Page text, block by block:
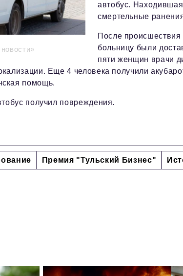
автобус.
смертельные
После
больницу были
пяти женщин врачи
Еще 4 человека получили
помощь.
получил повреждения.
Премия "Тульский Бизнес"